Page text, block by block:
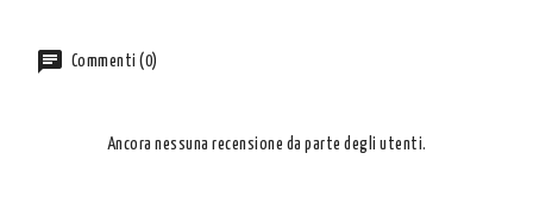
Commenti (0)
Ancora nessuna recensione da parte degli utenti.